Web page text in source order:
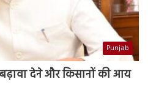
Punjab
देने और किसानों की आय